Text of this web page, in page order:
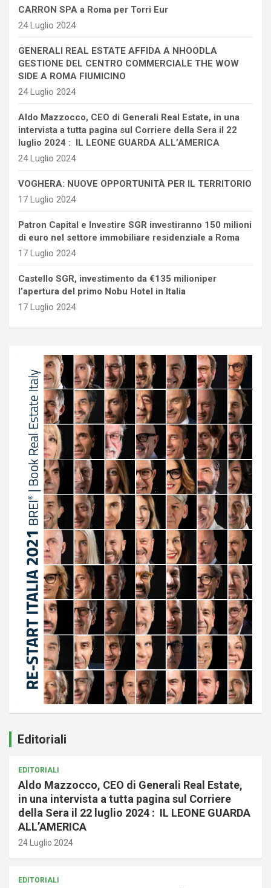
CARRON SPA a Roma per Torri Eur
24 Luglio 2024
GENERALI REAL ESTATE AFFIDA A NHOODLA
GESTIONE DEL CENTRO COMMERCIALE THE WOW
SIDE A ROMA FIUMICINO
24 Luglio 2024
Aldo Mazzocco, CEO di Generali Real Estate, in una
intervista a tutta pagina sul Corriere della Sera il 22
luglio 2024 : IL LEONE GUARDA ALL’AMERICA
24 Luglio 2024
VOGHERA: NUOVE OPPORTUNITÀ PER IL TERRITORIO
17 Luglio 2024
Patron Capital e Investire SGR investiranno 150 milioni
di euro nel settore immobiliare residenziale a Roma
17 Luglio 2024
Castello SGR, investimento da €135 milioniper
l’apertura del primo Nobu Hotel in Italia
17 Luglio 2024
Editoriali
EDITORIALI
Aldo Mazzocco, CEO di Generali Real Estate,
in una intervista a tutta pagina sul Corriere
della Sera il 22 luglio 2024 : IL LEONE GUARDA
ALL’AMERICA
24 Luglio 2024
EDITORIALI